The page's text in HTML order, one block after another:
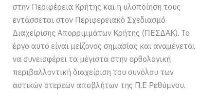
στην Περιφέρεια Κρήτης και η υλοποίηση τους
εντάσσεται στον Περιφερειακό Σχεδιασμό
Διαχείρισης Απορριμμάτων Κρήτης (ΠΕΣΔΑΚ). Το
έργο αυτό είναι μείζονος σημασίας και αναμένεται
να συνεισφέρει τα μέγιστα στην ορθολογική
περιβαλλοντική διαχείριση του συνόλου των
αστικών στερεών αποβλήτων της Π.Ε Ρεθύμνου.